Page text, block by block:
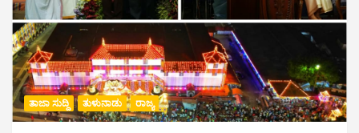
ತಾಜಾ ಸುದ್ದಿ ತುಳುನಾಡು ರಾಜ್ಯ